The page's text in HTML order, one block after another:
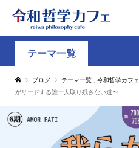
テーマ一覧
ブログ テーマ一覧 令和哲学カフェ
がリードする誰一人取り残さない道〜